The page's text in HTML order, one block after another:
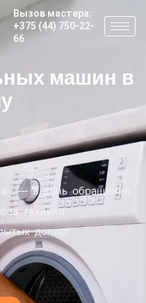
Вызов мастера:
+375 (44) 750-22-
66
машин в
— в день обращения
техники
доплат